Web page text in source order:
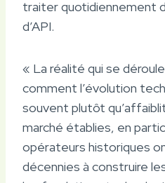
traiter quotidiennement
d’API.
« La réalité qui se
comment l’évolution
souvent plutôt
marché établies, en
opérateurs historiques
décennies à construire